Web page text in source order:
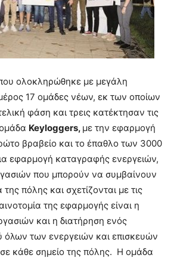
ολοκληρώθηκε με μεγάλη
17 ομάδες νέων, εκ των οποίων
φάση και τρεις κατέκτησαν τις
Keyloggers, με την εφαρμογή
βραβείο και το έπαθλο των 3000
εφαρμογή καταγραφής ενεργειών,
που μπορούν να συμβαίνουν
πόλης και σχετίζονται με τις
της εφαρμογής είναι η
και η διατήρηση ενός
όλων των ενεργειών και επισκευών
κάθε σημείο της πόλης. Η ομάδα